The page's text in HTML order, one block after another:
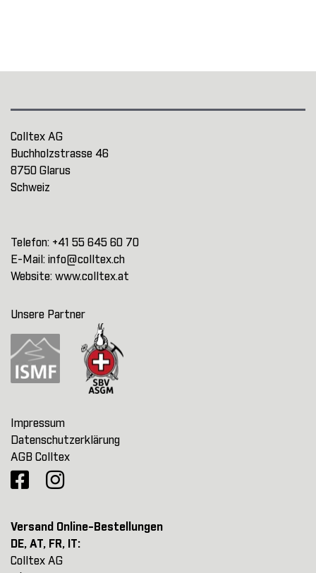
Colltex AG
Buchholzstrasse 46
8750 Glarus
Schweiz
Telefon: +41 55 645 60 70
E-Mail: info@colltex.ch
Website: www.colltex.at
Unsere Partner
Impressum
Datenschutzerklärung
AGB Colltex
Versand Online-Bestellungen
DE, AT, FR, IT:
Colltex AG